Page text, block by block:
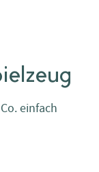
einfach